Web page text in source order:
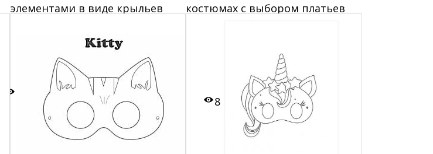
элементами в виде крыльев
костюмах с выбором платьев
8